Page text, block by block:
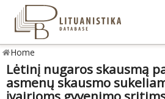
Home
Lėtinį nugaros skausmą
asmenų skausmo